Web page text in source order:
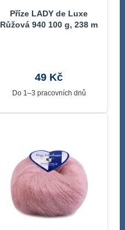
Příze LADY de Luxe
Růžová 940 100 g, 238 m
49 Kč
Do 1–3 pracovních dnů